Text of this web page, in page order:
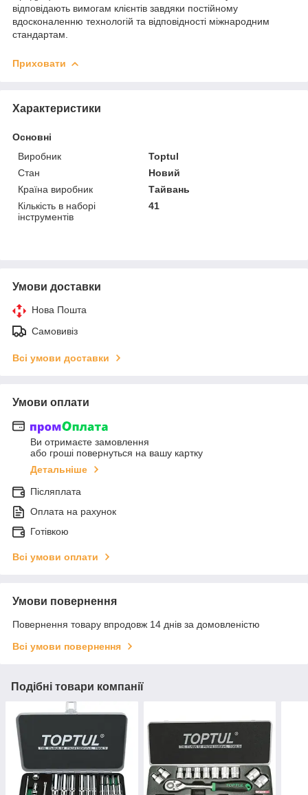
відповідають вимогам клієнтів завдяки постійному
вдосконаленню технологій та відповідності міжнародним
стандартам.
Приховати
Характеристики
Основні
Виробник
Toptul
Стан
Новий
Країна виробник
Тайвань
Кількість в наборі
інструментів
41
Умови доставки
Нова Пошта
Самовивіз
Всі умови доставки
Умови оплати
Ви отримаєте замовлення
або гроші повернуться на вашу картку
Детальніше
Післяплата
Оплата на рахунок
Готівкою
Всі умови оплати
Умови повернення
Повернення товару впродовж 14 днів за домовленістю
Всі умови повернення
Подібні товари компанії